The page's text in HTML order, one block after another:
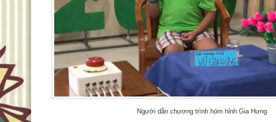
Người dẫn chương trình hóm hỉnh Gia Hưng